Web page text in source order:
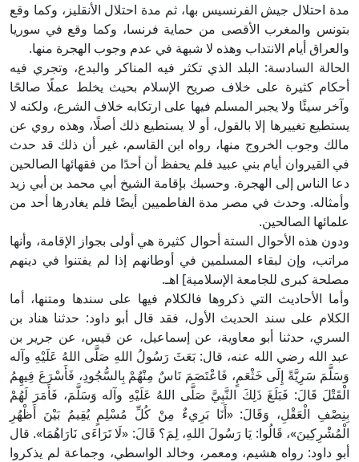
مدة احتلال جيش الفرنسيس بها، ثم مدة احتلال الأنقليز، وكما وقع
بتونس والمغرب الأقصى من حماية فرنسا، وكما وقع في سوريا
والعراق أيام الانتداب وهذه لا شبهة في عدم وجوب الهجرة منها.
الحالة السادسة: البلد الذي تكثر فيه المناكر والبدع، وتجري فيه
أحكام كثيرة على خلاف صريح الإسلام بحيث يخلط عملًا صالحًا
وآخر سيئًا ولا يجبر المسلم فيها على ارتكابه خلاف الشرع، ولكنه لا
يستطيع تغييرها إلا بالقول، أو لا يستطيع ذلك أصلًا، وهذه روي عن
مالك وجوب الخروج منها، رواه ابن القاسم، غير أن ذلك قد حدث
في القيروان أيام بني عبيد فلم يحفظ أن أحدًا من فقهائها الصالحين
دعا الناس إلى الهجرة. وحسبك بإقامة الشيخ أبي محمد بن أبي زيد
وأمثاله. وحدث في مصر مدة الفاطميين أيضًا فلم يغادرها أحد من
علمائها الصالحين.
ودون هذه الأحوال الستة أحوال كثيرة هي أولى بجواز الإقامة، وأنها
مراتب، وإن لبقاء المسلمين في أوطانهم إذا لم يفتنوا في دينهم
مصلحة كبرى للجامعة الإسلامية] اهـ.
وأما الأحاديث التي ذكروها فالكلام فيها على سندها ومتنها، أما
الكلام على سند الحديث الأول، فقد قال أبو داود: حدثنا هناد بن
السري، حدثنا أبو معاوية، عن إسماعيل، عن قيس، عن جرير بن
عبد الله رضي الله عنه، قال: بَعَثَ رَسُولُ اللهِ صَلَّى اللهُ عَلَيْهِ وآله
وَسَلَّمَ سَرِيَّةً إِلَى خَثْعَمٍ، فَاعْتَصَمَ نَاسٌ مِنْهُمْ بِالسُّجُودِ، فَأَسْرَعَ فِيهِمُ
الْقَتْلَ قَالَ: فَبَلَغَ ذَلِكَ النَّبِيَّ صَلَّى اللهُ عَلَيْهِ وآله وَسَلَّمَ، فَأَمَرَ لَهُمْ
بِنِصْفِ الْعَقْلِ، وَقَالَ: «أَنَا بَرِيءٌ مِنْ كُلِّ مُسْلِمٍ يُقِيمُ بَيْنَ أَظْهُرِ
الْمُشْرِكِينَ»، قَالُوا: يَا رَسُولَ اللهِ، لِمَ؟ قَالَ: «لَا تَرَاءَى نَارَاهُمَا». قال
أبو داود: رواه هشيم، ومعمر، وخالد الواسطي، وجماعة لم يذكروا